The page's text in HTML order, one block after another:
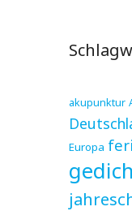
akupunktur
Europa